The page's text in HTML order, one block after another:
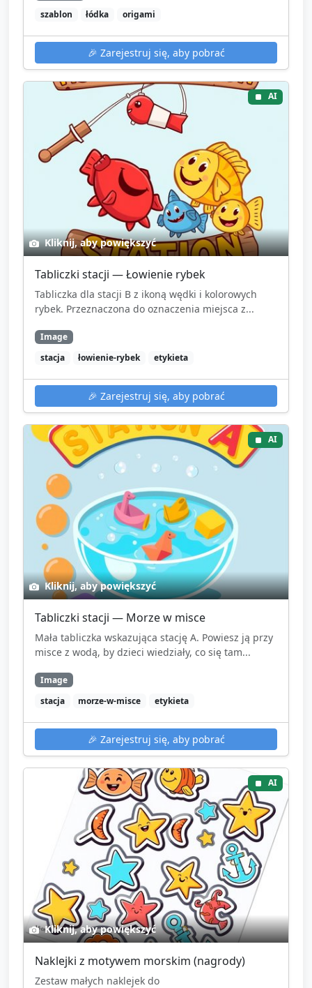
szablon
łódka origami
🎉 Zarejestruj się, aby pobrać
AI
Kliknij, aby powiększyć
Tabliczki stacji — Łowienie rybek
Tabliczka dla stacji B z ikoną wędki i kolorowych
rybek. Przeznaczona do oznaczenia miejsca z...
Image
stacja
łowienie-rybek etykieta
🎉 Zarejestruj się, aby pobrać
AI
Kliknij, aby powiększyć
Tabliczki stacji — Morze w misce
Mała tabliczka wskazująca stację A. Powiesz ją przy
misce z wodą, by dzieci wiedziały, co się tam...
Image
stacja
morze-w-misce etykieta
🎉 Zarejestruj się, aby pobrać
AI
Kliknij, aby powiększyć
Naklejki z motywem morskim (nagrody)
Zestaw małych naklejek do